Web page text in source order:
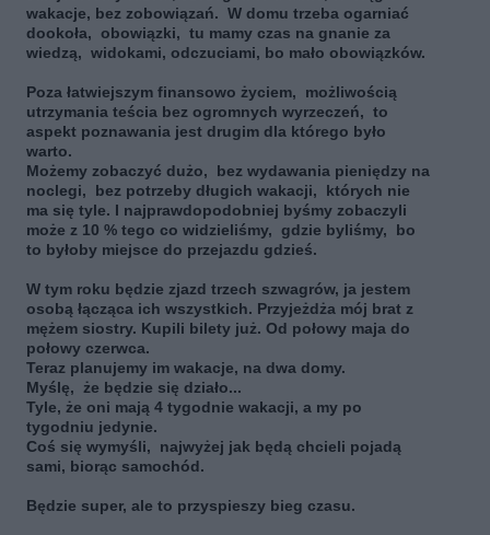
wakacje, bez zobowiązań. W domu trzeba ogarniać
dookoła, obowiązki, tu mamy czas na gnanie za
wiedzą, widokami, odczuciami, bo mało obowiązków.
Poza łatwiejszym finansowo życiem, możliwością
utrzymania teścia bez ogromnych wyrzeczeń, to
aspekt poznawania jest drugim dla którego było
warto.
Możemy zobaczyć dużo, bez wydawania pieniędzy na
noclegi, bez potrzeby długich wakacji, których nie
ma się tyle. I najprawdopodobniej byśmy zobaczyli
może z 10 % tego co widzieliśmy, gdzie byliśmy, bo
to byłoby miejsce do przejazdu gdzieś.
W tym roku będzie zjazd trzech szwagrów, ja jestem
osobą łącząca ich wszystkich. Przyjeżdża mój brat z
mężem siostry. Kupili bilety już. Od połowy maja do
połowy czerwca.
Teraz planujemy im wakacje, na dwa domy.
Myślę, że będzie się działo...
Tyle, że oni mają 4 tygodnie wakacji, a my po
tygodniu jedynie.
Coś się wymyśli, najwyżej jak będą chcieli pojadą
sami, biorąc samochód.
Będzie super, ale to przyspieszy bieg czasu.